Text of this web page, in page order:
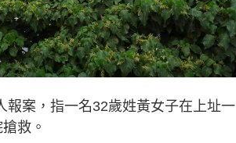
報案，指一名32歲姓黃女子在上址一
救。